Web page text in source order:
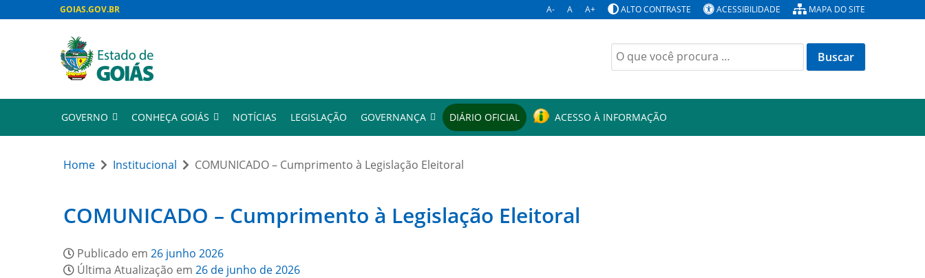
GOIAS.GOV.BR A- A A+ ALTO CONTRASTE ACESSIBILIDADE MAPA DO SITE
Buscar
por:
GOVERNO CONHEÇA GOIÁS NOTÍCIAS LEGISLAÇÃO GOVERNANÇA DIÁRIO OFICIAL ACESSO À INFORMAÇÃO
Home Institucional COMUNICADO – Cumprimento à Legislação Eleitoral
COMUNICADO – Cumprimento à Legislação Eleitoral
Publicado em 26 junho 2026
Última Atualização em 26 de junho de 2026